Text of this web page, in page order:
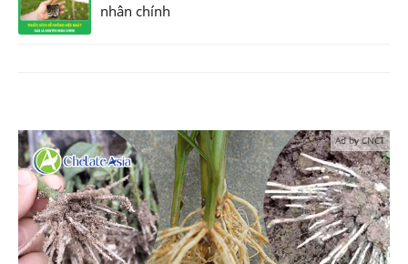
nhân chính
Ad by CNCT